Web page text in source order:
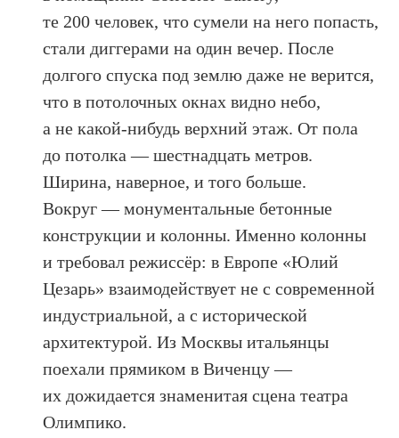
те 200 человек, что сумели на него попасть,
стали диггерами на один вечер. После
долгого спуска под землю даже не верится,
что в потолочных окнах видно небо,
а не какой-нибудь верхний этаж. От пола
до потолка — шестнадцать метров.
Ширина, наверное, и того больше.
Вокруг — монументальные бетонные
конструкции и колонны. Именно колонны
и требовал режиссёр: в Европе «Юлий
Цезарь» взаимодействует не с современной
индустриальной, а с исторической
архитектурой. Из Москвы итальянцы
поехали прямиком в Виченцу —
их дожидается знаменитая сцена театра
Олимпико.